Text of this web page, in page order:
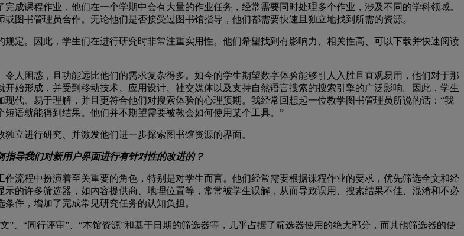
成课程作业，他们在一个学期中会有大量的作业任务，经常需要同时处理多个作业，涉及不同的学科领域。
图书管理员合作。无论他们是否接受过图书馆指导，他们都需要快速且独立地找到所需的资源。
定。因此，学生们在进行研究时非常注重实用性。他们希望找到有影响力、相关性高、可以下载并快速阅读
人困惑，且功能远比他们的需求复杂得多。如今的学生期望数字体验能够引人入胜且直观易用，他们对于那
始形成，并受到移动技术、应用设计、社交媒体以及支持自然语言搜索的搜索引擎的广泛影响。因此，学生
代、易于理解，并且更符合他们对搜索体验的心理预期。我经常回想起一位教学图书管理员所说的话：“我
语就能得到结果。他们并不期望需要被教会如何使用某个工具。”
立进行研究、并激发他们进一步探索图书馆资源的界面。
导我们对新用户界面进行有针对性的改进的？
流程中扮演着至关重要的角色，特别是对学生而言。他们经常需要根据课程作业的要求，优先筛选全文和经
的许多筛选器，如内容提供商、地理位置等，常常被学生误解，从而导致误用、搜索结果不佳、混淆和不必
件，增加了完成常见研究任务的认知负担。
、“同行评审”、“本馆资源”和基于日期的筛选器等，几乎占据了筛选器使用的绝大部分，而其他筛选器的使